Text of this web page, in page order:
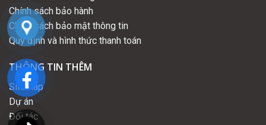
Chính sách bảo hành
Chính sách bảo mật thông tin
Quy định và hình thức thanh toán
THÔNG TIN THÊM
Sitemap
Dự án
Đối tác